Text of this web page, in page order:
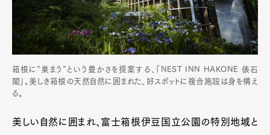
箱根に”巣まう”という豊かさを提案する、「NEST INN HAKONE 俵石
閣」。美しき箱根の天然自然に囲まれた、好スポットに複合施設は身を構え
る。
美しい自然に囲まれ、富士箱根伊豆国立公園の特別地域と